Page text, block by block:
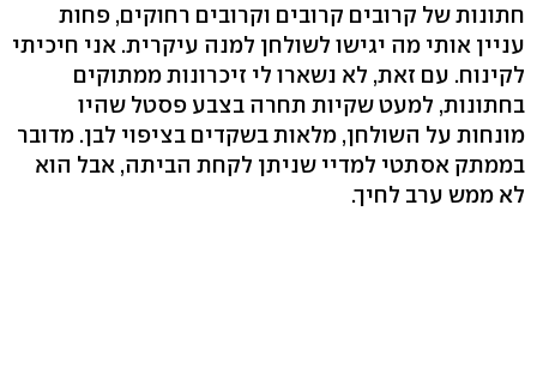
חתונות של קרובים קרובים וקרובים רחוקים, פחות
עניין אותי מה יגישו לשולחן למנה עיקרית. אני חיכיתי
לקינוח. עם זאת, לא נשארו לי זיכרונות ממתוקים
בחתונות, למעט שקיות תחרה בצבע פסטל שהיו
מונחות על השולחן, מלאות בשקדים בציפוי לבן. מדובר
בממתק אסתטי למדיי שניתן לקחת הביתה, אבל הוא
לא ממש ערב לחיך.